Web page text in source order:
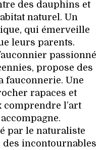
des dauphins et
naturel. Un
qui émerveille
leurs parents.
passionné
propose des
fauconnerie. Une
rapaces et
comprendre l’art
par le naturaliste
des incontournables